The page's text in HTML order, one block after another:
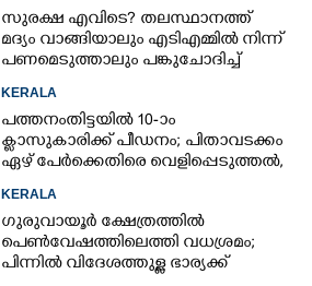
സുരക്ഷ എവിടെ?​ തലസ്ഥാനത്ത്
മദ്യം വാങ്ങിയാലും എടിഎമ്മിൽ നിന്ന്
പണമെടുത്താലും പങ്കുചോദിച്ച്
KERALA
പത്തനംതിട്ടയിൽ 10-ാം
ക്ലാസുകാരിക്ക് പീഡനം; പിതാവടക്കം
ഏഴ് പേർക്കെതിരെ വെളിപ്പെടുത്തൽ,
KERALA
ഗുരുവായൂർ ക്ഷേത്രത്തിൽ
പെൺവേഷത്തിലെത്തി വധശ്രമം;
പിന്നിൽ വിദേശത്തുള്ള ഭാര്യക്ക്